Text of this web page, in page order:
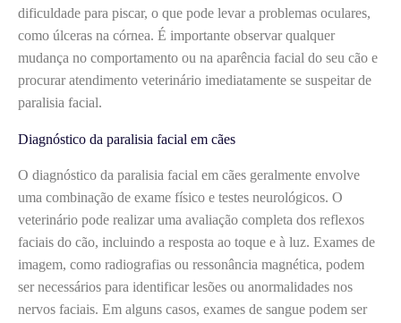
dificuldade para piscar, o que pode levar a problemas oculares,
como úlceras na córnea. É importante observar qualquer
mudança no comportamento ou na aparência facial do seu cão e
procurar atendimento veterinário imediatamente se suspeitar de
paralisia facial.
Diagnóstico da paralisia facial em cães
O diagnóstico da paralisia facial em cães geralmente envolve
uma combinação de exame físico e testes neurológicos. O
veterinário pode realizar uma avaliação completa dos reflexos
faciais do cão, incluindo a resposta ao toque e à luz. Exames de
imagem, como radiografias ou ressonância magnética, podem
ser necessários para identificar lesões ou anormalidades nos
nervos faciais. Em alguns casos, exames de sangue podem ser